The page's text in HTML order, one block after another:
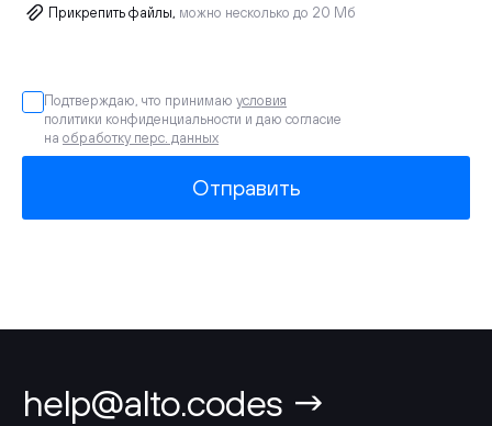
Прикрепить файлы, можно несколько до 20 Мб
Подтверждаю, что принимаю условия
политики конфиденциальности и даю согласие
на обработку перс. данных
Отправить
help@alto.codes →